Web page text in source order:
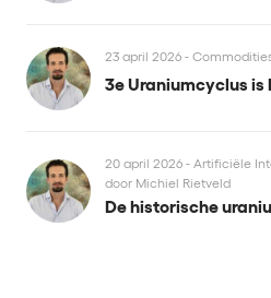
23 april 2026 -
3e Uraniumcyclus is
20 april 2026 - Artificiële
door Michiel Rietveld
De historische